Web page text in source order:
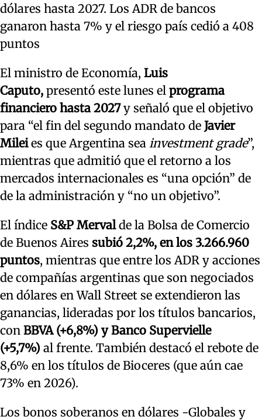
dólares hasta 2027. Los ADR de bancos
ganaron hasta 7% y el riesgo país cedió a 408
puntos
El ministro de Economía, Luis
Caputo, presentó este lunes el programa
financiero hasta 2027y señaló que el objetivo
para “el fin del segundo mandato de Javier
Mileies que Argentina sea investment grade”,
mientras que admitió que el retorno a los
mercados internacionales es “una opción” de
de la administración y “no un objetivo”.
El índice S&P Mervalde la Bolsa de Comercio
de Buenos Aires subió 2,2%, en los 3.266.960
puntos, mientras que entre los ADR y acciones
de compañías argentinas que son negociados
en dólares en Wall Street se extendieron las
ganancias, lideradas por los títulos bancarios,
con BBVA (+6,8%) y Banco Supervielle
(+5,7%) al frente. También destacó el rebote de
8,6% en los títulos de Bioceres (que aún cae
73% en 2026).
Los bonos soberanos en dólares -Globales y